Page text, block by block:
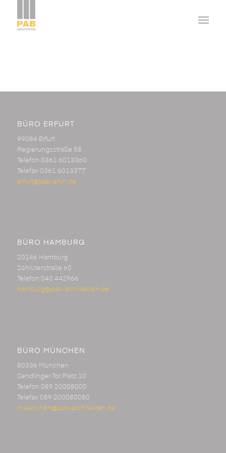
BÜRO ERFURT
99084 Erfurt
Regierungsstraße 58
Telefon 0361 6013360
Telefax 0361 6013377
erfurt@pab-arch.de
BÜRO HAMBURG
20146 Hamburg
Schlüterstraße 60
Telefon 040 442966
hamburg@pab-architekten.de
BÜRO MÜNCHEN
80336 München
Sendlinger Tor Platz 10
Telefon 089 20008000
Telefax 089 200080080
muenchen@pab-architekten.de